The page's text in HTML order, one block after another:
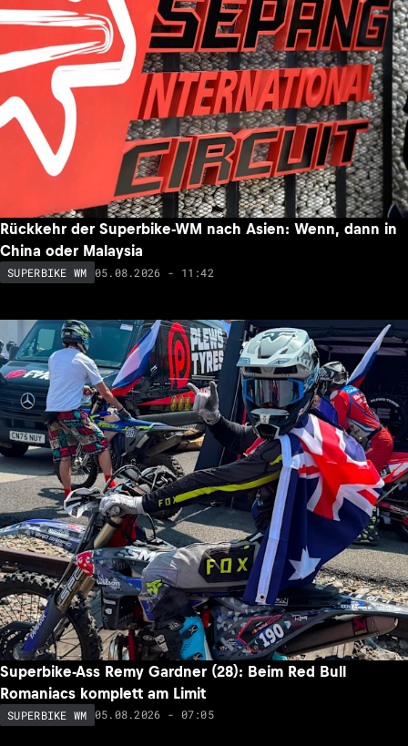
Rückkehr der Superbike-WM nach Asien: Wenn, dann in
China oder Malaysia
SUPERBIKE WM 05.08.2026 - 11:42
Superbike-Ass Remy Gardner (28): Beim Red Bull
Romaniacs komplett am Limit
SUPERBIKE WM 05.08.2026 - 07:05